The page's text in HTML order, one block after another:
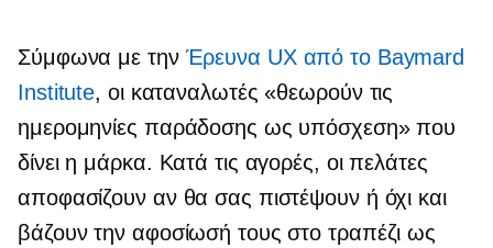
Σύμφωνα με την Έρευνα UX από το Baymard
Institute, οι καταναλωτές «θεωρούν τις
ημερομηνίες παράδοσης ως υπόσχεση» που
δίνει η μάρκα. Κατά τις αγορές, οι πελάτες
αποφασίζουν αν θα σας πιστέψουν ή όχι και
βάζουν την αφοσίωσή τους στο τραπέζι ως